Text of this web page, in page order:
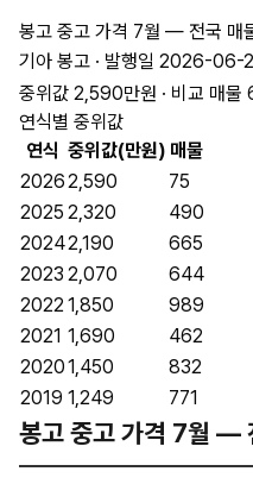
봉고 중고 가격 7월 — 전국 매
기아 봉고 · 발행일 2026-06-
중위값 2,590만원 · 비교 매물
연식별 중위값
연식 중위값(만원) 매물
20262,590
75
2025 2,320
490
20242,190
665
2023 2,070
644
2022 1,850
989
2021 1,690
462
20201,450
832
2019 1,249 771
봉고 중고 가격 7월 —